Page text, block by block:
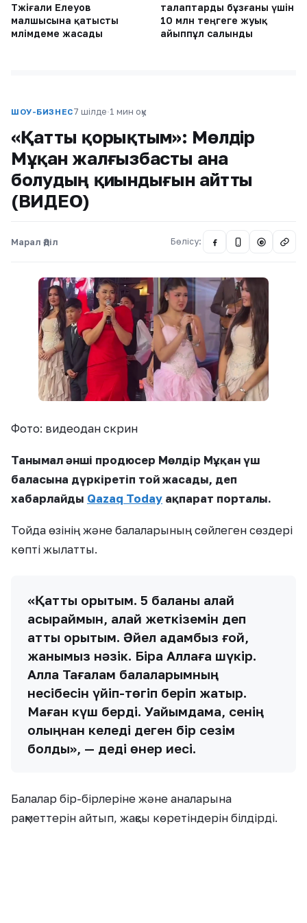
Тәжіғали Елеуов
малшысына қатысты
мәлімдеме жасады
талаптарды бұзғаны үшін
10 млн теңгеге жуық
айыппұл салынды
ШОУ-БИЗНЕС7 шілде·1 мин оқу
«Қатты қорықтым»: Мөлдір
Мұқан жалғызбасты ана
болудың қиындығын айтты
(ВИДЕО)
Марал Әділ Бөлісу: @
Фото: видеодан скрин
Танымал әнші продюсер Мөлдір Мұқан үш
баласына дүркіретіп той жасады, деп
хабарлайды Qazaq Today ақпарат порталы.
Тойда өзінің және балаларының сөйлеген сөздері
көпті жылатты.
«Қатты қорықтым. 5 баланы қалай
асыраймын, қалай жеткіземін деп
қатты қорықтым. Әйел адамбыз ғой,
жанымыз нәзік. Бірақ Аллаға шүкір.
Алла Тағалам балаларымның
несібесін үйіп-төгіп беріп жатыр.
Маған күш берді. Уайымдама, сенің
қолыңнан келеді деген бір сезім
болды», — деді өнер иесі.
Балалар бір-бірлеріне және аналарына
рақметтерін айтып, жақсы көретіндерін білдірді.